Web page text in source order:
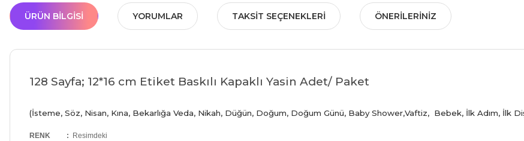
ÜRÜN BILGISI YORUMLAR TAKSIT SEÇENEKLERI ÖNERILERINIZ
128 Sayfa; 12*16 cm Etiket Baskılı Kapaklı Yasin Adet/ Paket
(İsteme, Söz, Nisan, Kına, Bekarlığa Veda, Nikah, Düğün, Doğum, Doğum Günü, Baby Shower,Vaftiz, Bebek, İlk Adım, İlk
RENK :
Resimdeki